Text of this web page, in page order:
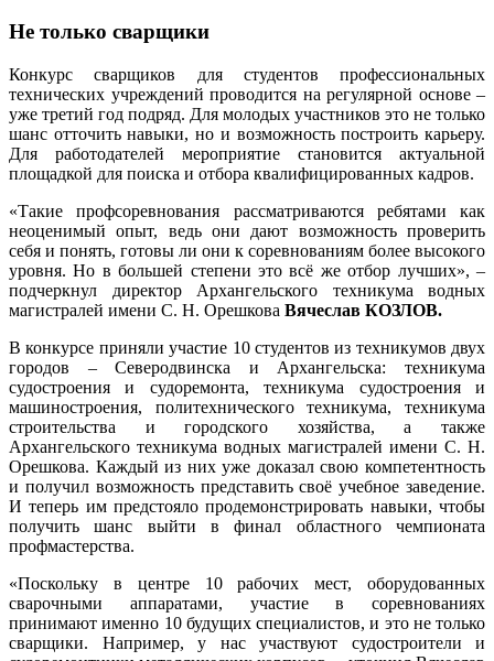
Не только сварщики
Конкурс сварщиков для студентов профессиональных
технических учреждений проводится на регулярной основе –
уже третий год подряд. Для молодых участников это не только
шанс отточить навыки, но и возможность построить карьеру.
Для работодателей мероприятие становится актуальной
площадкой для поиска и отбора квалифицированных кадров.
«Такие профсоревнования рассматриваются ребятами как
неоценимый опыт, ведь они дают возможность проверить
себя и понять, готовы ли они к соревнованиям более высокого
уровня. Но в большей степени это всё же отбор лучших», –
подчеркнул директор Архангельского техникума водных
магистралей имени С. Н. Орешкова Вячеслав КОЗЛОВ.
В конкурсе приняли участие 10 студентов из техникумов двух
городов – Северодвинска и Архангельска: техникума
судостроения и судоремонта, техникума судостроения и
машиностроения, политехнического техникума, техникума
строительства и городского хозяйства, а также
Архангельского техникума водных магистралей имени С. Н.
Орешкова. Каждый из них уже доказал свою компетентность
и получил возможность представить своё учебное заведение.
И теперь им предстояло продемонстрировать навыки, чтобы
получить шанс выйти в финал областного чемпионата
профмастерства.
«Поскольку в центре 10 рабочих мест, оборудованных
сварочными аппаратами, участие в соревнованиях
принимают именно 10 будущих специалистов, и это не только
сварщики. Например, у нас участвуют судостроители и